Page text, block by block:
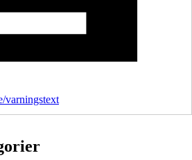
varningstext